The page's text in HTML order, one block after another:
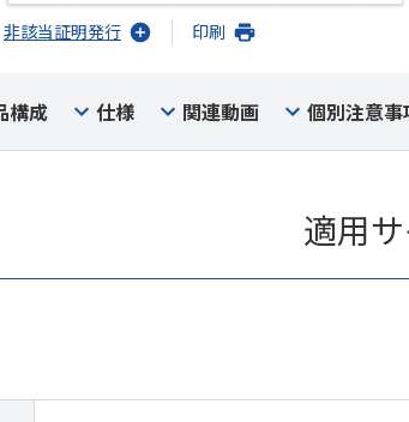
非該当証明発行 印刷
構成 仕様 関連動画 個別注意事
適用